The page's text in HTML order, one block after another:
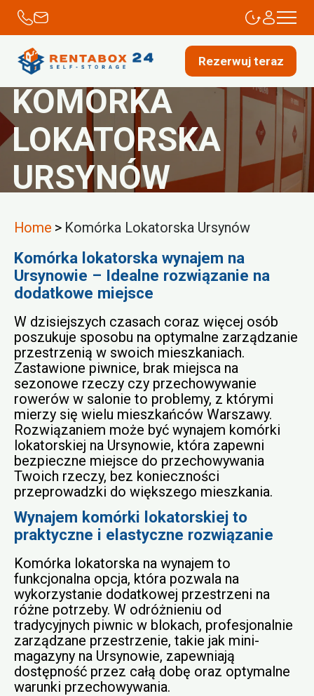
Rezerwuj teraz
KOMÓRKA
LOKATORSKA
URSYNÓW
Home > Komórka Lokatorska Ursynów
Komórka lokatorska wynajem na
Ursynowie – Idealne rozwiązanie na
dodatkowe miejsce
W dzisiejszych czasach coraz więcej osób
poszukuje sposobu na optymalne zarządzanie
przestrzenią w swoich mieszkaniach.
Zastawione piwnice, brak miejsca na
sezonowe rzeczy czy przechowywanie
rowerów w salonie to problemy, z którymi
mierzy się wielu mieszkańców Warszawy.
Rozwiązaniem może być wynajem komórki
lokatorskiej na Ursynowie, która zapewni
bezpieczne miejsce do przechowywania
Twoich rzeczy, bez konieczności
przeprowadzki do większego mieszkania.
Wynajem komórki lokatorskiej to
praktyczne i elastyczne rozwiązanie
Komórka lokatorska na wynajem to
funkcjonalna opcja, która pozwala na
wykorzystanie dodatkowej przestrzeni na
różne potrzeby. W odróżnieniu od
tradycyjnych piwnic w blokach, profesjonalnie
zarządzane przestrzenie, takie jak mini-
magazyny na Ursynowie, zapewniają
dostępność przez całą dobę oraz optymalne
warunki przechowywania.